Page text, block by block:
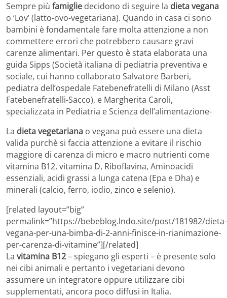
Sempre più famiglie decidono di seguire la dieta vegana
o ‘Lov’ (latto-ovo-vegetariana). Quando in casa ci sono
bambini è fondamentale fare molta attenzione a non
commettere errori che potrebbero causare gravi
carenze alimentari. Per questo è stata elaborata una
guida Sipps (Società italiana di pediatria preventiva e
sociale, cui hanno collaborato Salvatore Barberi,
pediatra dell’ospedale Fatebenefratelli di Milano (Asst
Fatebenefratelli-Sacco), e Margherita Caroli,
specializzata in Pediatria e Scienza dell’alimentazione-
La dieta vegetariana o vegana può essere una dieta
valida purchè si faccia attenzione a evitare il rischio
maggiore di carenza di micro e macro nutrienti come
vitamina B12, vitamina D, Riboflavina, Aminoacidi
essenziali, acidi grassi a lunga catena (Epa e Dha) e
minerali (calcio, ferro, iodio, zinco e selenio).
[related layout=”big”
permalink=”https://bebeblog.lndo.site/post/181982/dieta-
vegana-per-una-bimba-di-2-anni-finisce-in-rianimazione-
per-carenza-di-vitamine”][/related]
La vitamina B12– spiegano gli esperti – è presente solo
nei cibi animali e pertanto i vegetariani devono
assumere un integratore oppure utilizzare cibi
supplementati, ancora poco diffusi in Italia.